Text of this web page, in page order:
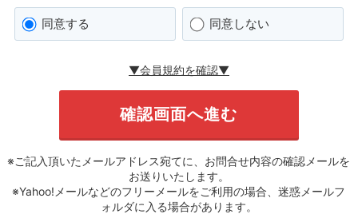
同意する 同意しない
▼会員規約を確認▼
※ご記入頂いたメールアドレス宛てに、お問合せ内容の確認メールを
お送りいたします。
※Yahoo!メールなどのフリーメールをご利用の場合、迷惑メールフ
ォルダに入る場合があります。